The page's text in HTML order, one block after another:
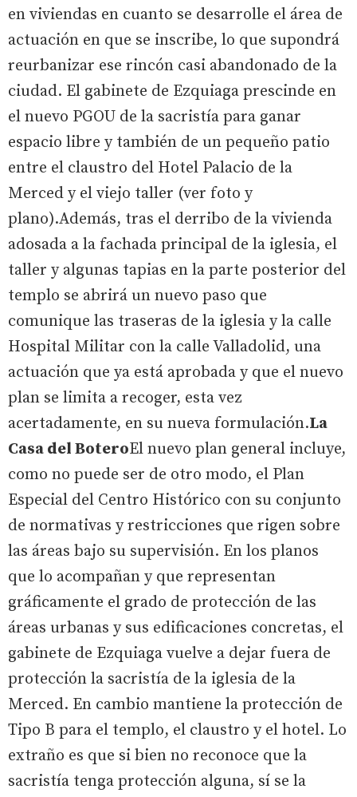
en viviendas en cuanto se desarrolle el área de
actuación en que se inscribe, lo que supondrá
reurbanizar ese rincón casi abandonado de la
ciudad. El gabinete de Ezquiaga prescinde en
el nuevo PGOU de la sacristía para ganar
espacio libre y también de un pequeño patio
entre el claustro del Hotel Palacio de la
Merced y el viejo taller (ver foto y
plano).Además, tras el derribo de la vivienda
adosada a la fachada principal de la iglesia, el
taller y algunas tapias en la parte posterior del
templo se abrirá un nuevo paso que
comunique las traseras de la iglesia y la calle
Hospital Militar con la calle Valladolid, una
actuación que ya está aprobada y que el nuevo
plan se limita a recoger, esta vez
acertadamente, en su nueva formulación.La
Casa del BoteroEl nuevo plan general incluye,
como no puede ser de otro modo, el Plan
Especial del Centro Histórico con su conjunto
de normativas y restricciones que rigen sobre
las áreas bajo su supervisión. En los planos
que lo acompañan y que representan
gráficamente el grado de protección de las
áreas urbanas y sus edificaciones concretas, el
gabinete de Ezquiaga vuelve a dejar fuera de
protección la sacristía de la iglesia de la
Merced. En cambio mantiene la protección de
Tipo B para el templo, el claustro y el hotel. Lo
extraño es que si bien no reconoce que la
sacristía tenga protección alguna, sí se la